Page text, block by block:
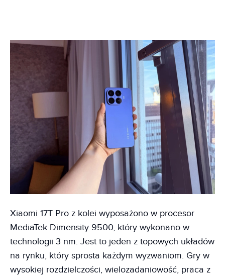
Xiaomi 17T Pro z kolei wyposażono w procesor
MediaTek Dimensity 9500, który wykonano w
technologii 3 nm. Jest to jeden z topowych układów
na rynku, który sprosta każdym wyzwaniom. Gry w
wysokiej rozdzielczości, wielozadaniowość, praca z